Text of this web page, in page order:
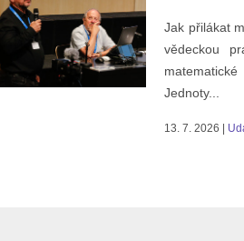
Jak přilákat
vědeckou
Jednoty...
13. 7. 2026 |